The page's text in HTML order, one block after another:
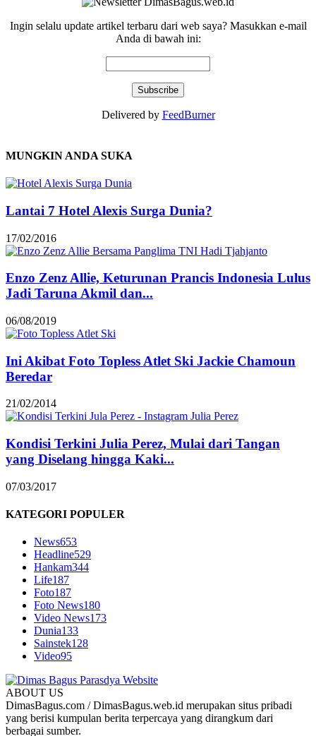
Ingin selalu update artikel terbaru dari web saya? Masukkan e-mail
Anda di bawah ini:
Delivered by FeedBurner
MUNGKIN ANDA SUKA
Lantai 7 Hotel Alexis Surga Dunia?
17/02/2016
Enzo Zenz Allie, Keturunan Prancis Indonesia Lulus
Jadi Taruna Akmil dan...
06/08/2019
Ini Akibat Foto Topless Atlet Ski Jackie Chamoun
Beredar
21/02/2014
Kondisi Terkini Julia Perez, Mulai dari Tangan
yang Diselang hingga Kaki...
07/03/2017
KATEGORI POPULER
News653
Headline529
Hankam344
Life187
Foto187
Foto News180
Video News173
Dunia133
Sainstek128
Video95
ABOUT US
DimasBagus.com / DimasBagus.web.id merupakan situs pribadi
yang berisi kumpulan berita terpercaya yang dirangkum dari
berbagai sumber.